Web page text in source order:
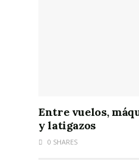
Entre vuelos,
y latigazos
0 SHARES